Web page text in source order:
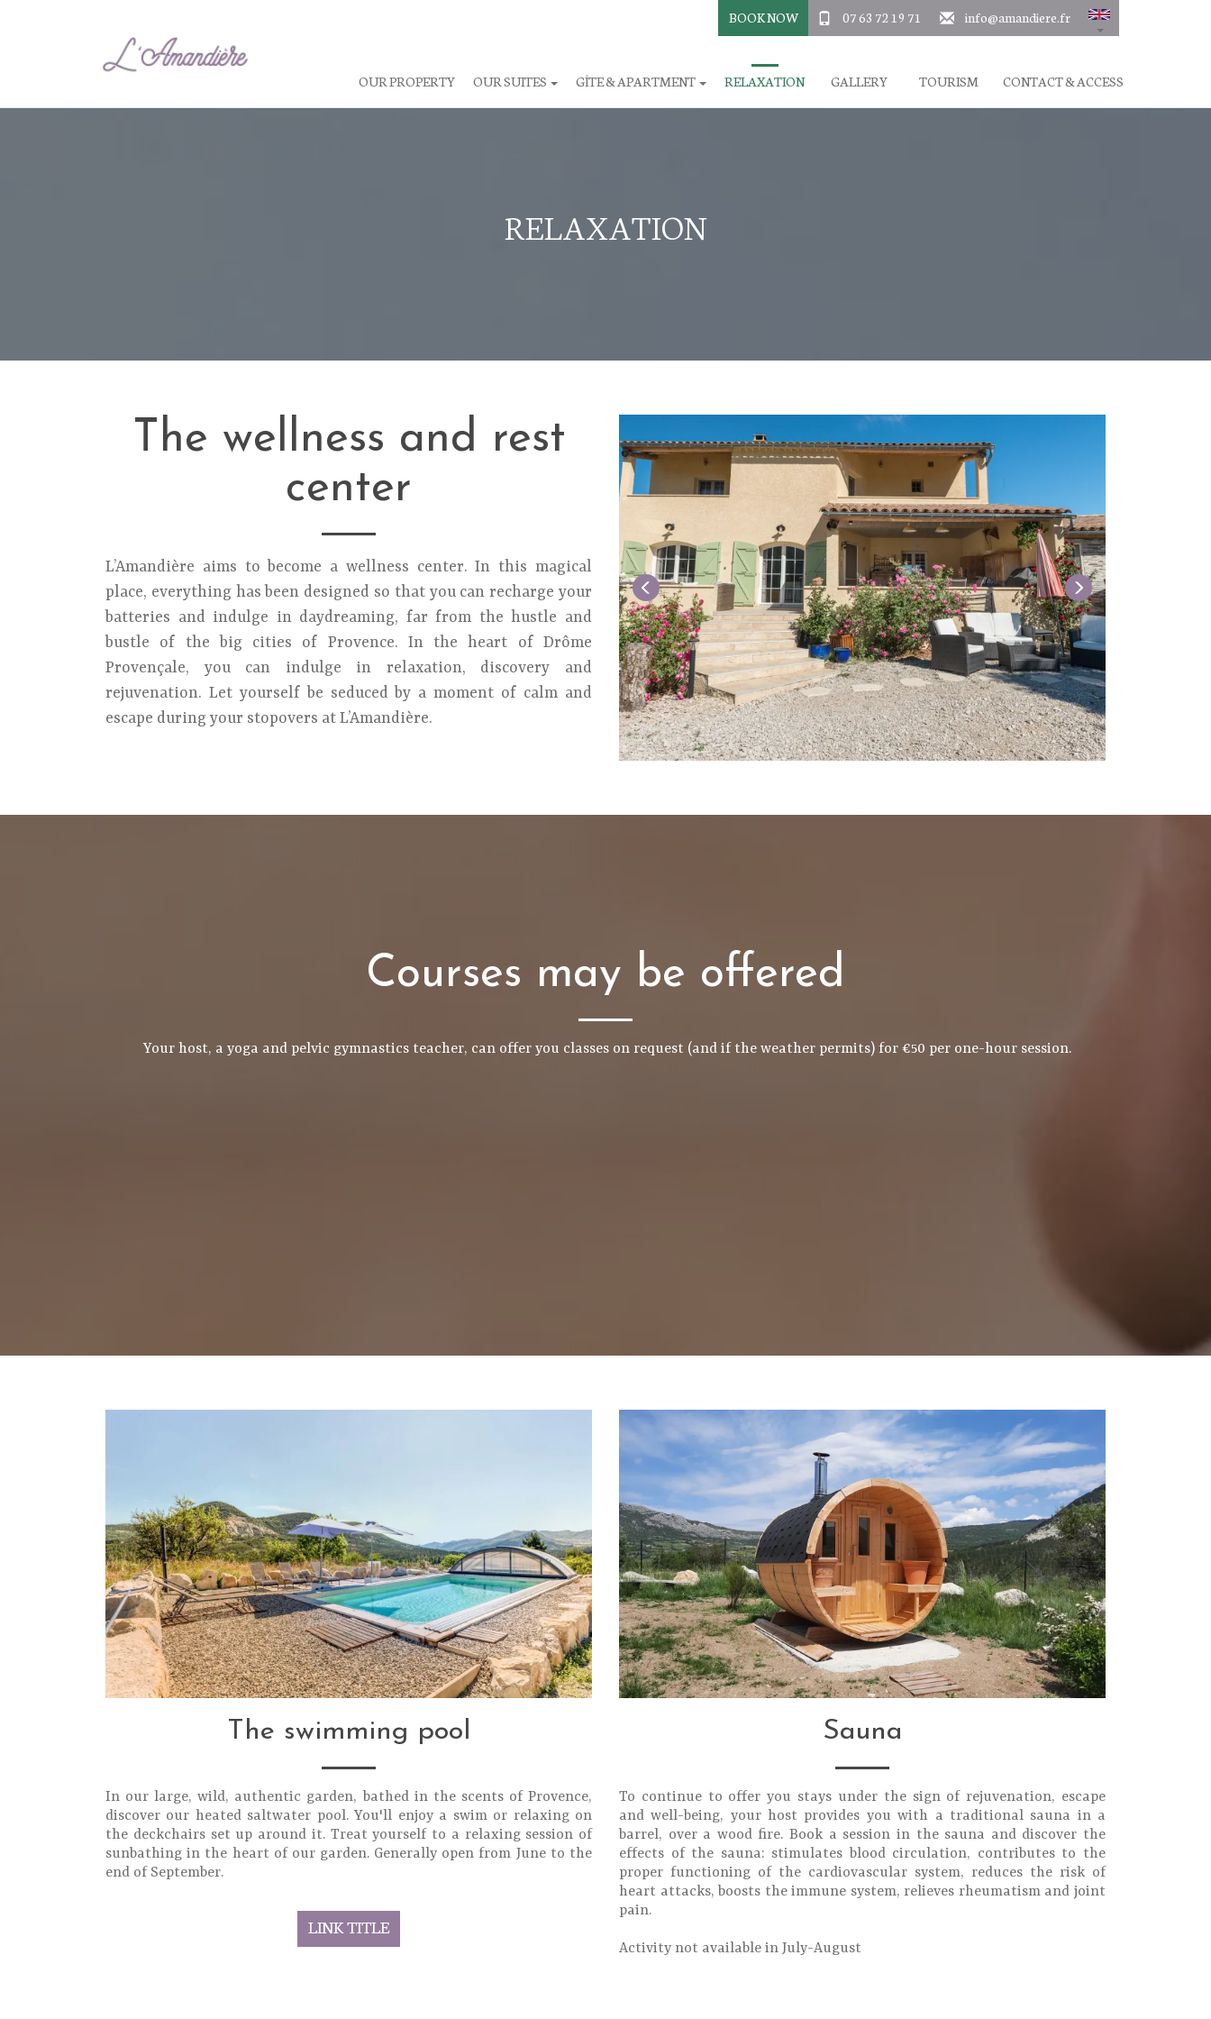
BOOK NOW 07 63 72 19 71 info@amandiere.fr
OUR PROPERTY OUR SUITES GÎTE & APARTMENT RELAXATION GALLERY TOURISM CONTACT & ACCESS
RELAXATION
The wellness and rest
center
L’Amandière aims to become a wellness center. In this magical
place, everything has been designed so that you can recharge your
batteries and indulge in daydreaming, far from the hustle and
bustle of the big cities of Provence. In the heart of Drôme
Provençale, you can indulge in relaxation, discovery and
rejuvenation. Let yourself be seduced by a moment of calm and
escape during your stopovers at L’Amandière.
Courses may be offered
Your host, a yoga and pelvic gymnastics teacher, can offer you classes on request (and if the weather permits) for €50 per one-hour session.
The swimming pool
In our large, wild, authentic garden, bathed in the scents of Provence,
discover our heated saltwater pool. You'll enjoy a swim or relaxing on
the deckchairs set up around it. Treat yourself to a relaxing session of
sunbathing in the heart of our garden. Generally open from June to the
end of September.
LINK TITLE
Sauna
To continue to offer you stays under the sign of rejuvenation, escape
and well-being, your host provides you with a traditional sauna in a
barrel, over a wood fire. Book a session in the sauna and discover the
effects of the sauna: stimulates blood circulation, contributes to the
proper functioning of the cardiovascular system, reduces the risk of
heart attacks, boosts the immune system, relieves rheumatism and joint
pain.
Activity not available in July-August